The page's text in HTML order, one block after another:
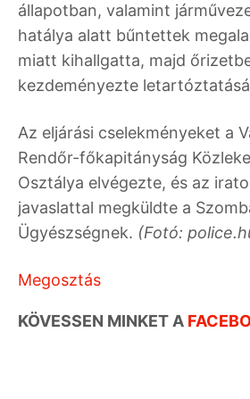
állapotban, valamint
hatálya alatt bűntettek
miatt kihallgatta, majd
kezdeményezte
Az eljárási cselekményeket a
Rendőr-főkapitányság
Osztálya elvégezte, és az
javaslattal megküldte a
Ügyészségnek. (Fotó:
Megosztás
KÖVESSEN MINKET A